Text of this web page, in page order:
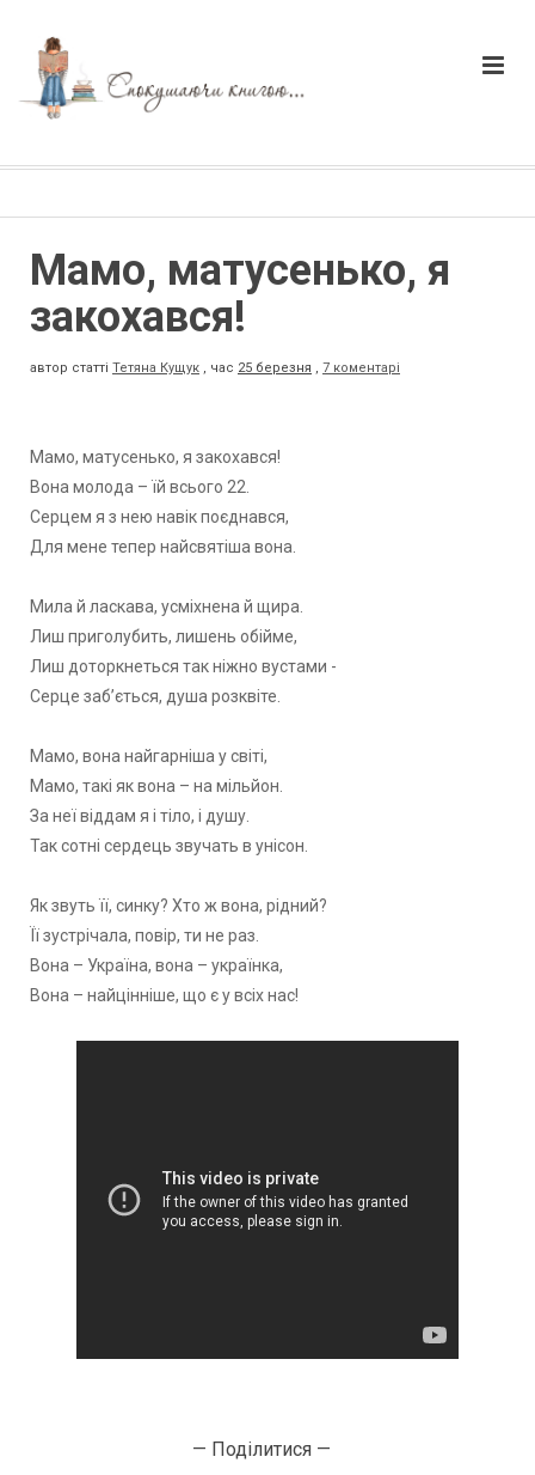
Мамо, матусенько, я
закохався!
автор статті Тетяна Кущук , час 25 березня , 7 коментарі
Мамо, матусенько, я закохався!
Вона молода – їй всього 22.
Серцем я з нею навік поєднався,
Для мене тепер найсвятіша вона.
Мила й ласкава, усміхнена й щира.
Лиш приголубить, лишень обійме,
Лиш доторкнеться так ніжно вустами -
Серце заб’ється, душа розквіте.
Мамо, вона найгарніша у світі,
Мамо, такі як вона – на мільйон.
За неї віддам я і тіло, і душу.
Так сотні сердець звучать в унісон.
Як звуть її, синку? Хто ж вона, рідний?
Її зустрічала, повір, ти не раз.
Вона – Україна, вона – українка,
Вона – найцінніше, що є у всіх нас!
— Поділитися —